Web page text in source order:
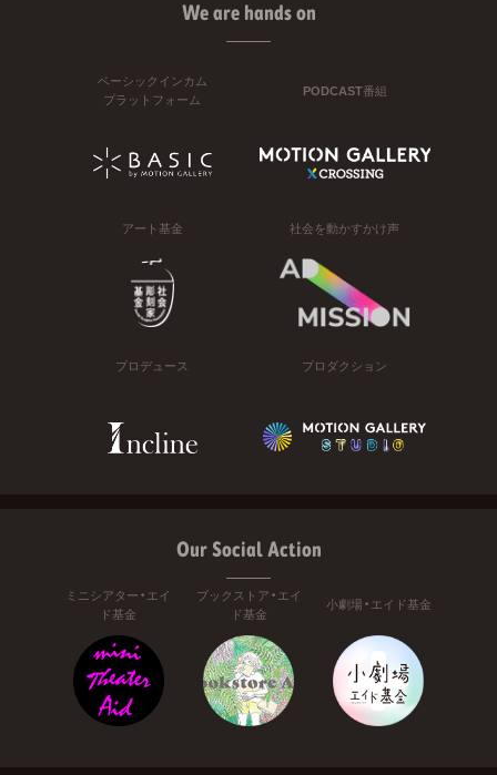
We are hands on
ベーシックインカム
プラットフォーム
PODCAST番組
アート基金 社会を動かすかけ声
プロデュース プロダクション
Our Social Action
ミニシアター・エイ
ド基金
ブックストア・エイ
ド基金
小劇場・エイド基金